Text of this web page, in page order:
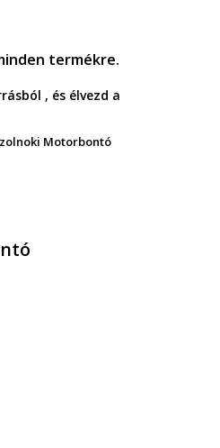
termékre.
, és élvezd a
Motorbontó